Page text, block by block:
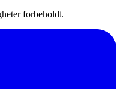
forbeholdt.